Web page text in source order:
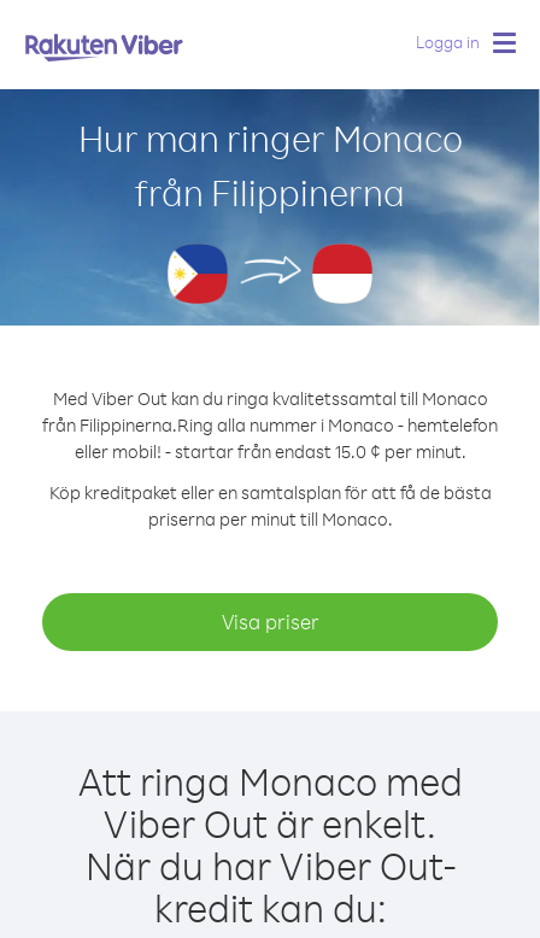
Logga in
Hur man ringer Monaco
från Filippinerna
Med Viber Out kan du ringa kvalitetssamtal till Monaco
från Filippinerna.Ring alla nummer i Monaco - hemtelefon
eller mobil! - startar från endast 15.0 ¢ per minut.
Köp kreditpaket eller en samtalsplan för att få de bästa
priserna per minut till Monaco.
Visa priser
Att ringa Monaco med
Viber Out är enkelt.
När du har Viber Out-
kredit kan du: